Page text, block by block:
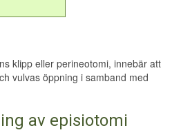
klipp eller perineotomi, innebär att
vulvas öppning i samband med
av episiotomi